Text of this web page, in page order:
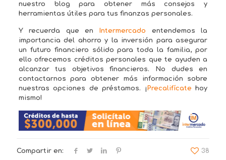
nuestro blog para obtener más consejos y
herramientas útiles para tus finanzas personales.
Y recuerda que en Intermercado entendemos la
importancia del ahorro y la inversión para asegurar
un futuro financiero sólido para toda la familia, por
ello ofrecemos créditos personales que te ayuden a
alcanzar tus objetivos financieros. No dudes en
contactarnos para obtener más información sobre
nuestras opciones de préstamos. ¡ Precalifícate hoy
mismo!
Compartir en: 38